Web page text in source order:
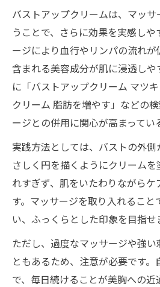
40代が感じるバストア
検証
バストアップクリームで叶
バストアップクリーム
しさの変化
美容への意識が変わる
バストアップクリーム
ティブ効果
バストアップクリーム
訣
化体験
市販でも満足できるバスト
バストアップクリームは、マッ
うことで、さらに効果を実感し
ージにより血行やリンパの流れ
含まれる美容成分が肌に浸透し
に「バストアップクリーム マツ
クリーム 脂肪を増やす」などの
ージとの併用に関心が高まってい
実践方法としては、バストの外
さしく円を描くようにクリーム
れすぎず、肌をいたわりながら
す。マッサージを取り入れること
い、ふっくらとした印象を目指せ
ただし、過度なマッサージや強
ともあるため、注意が必要です
で、毎日続けることが美胸への近